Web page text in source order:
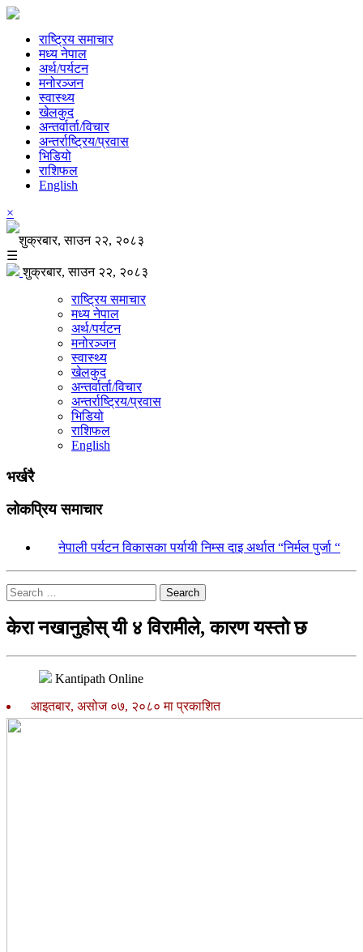
राष्ट्रिय समाचार
मध्य नेपाल
अर्थ/पर्यटन
मनोरञ्जन
स्वास्थ्य
खेलकुद
अन्तर्वार्ता/विचार
अन्तर्राष्ट्रिय/प्रवास
भिडियो
राशिफल
English
×
शुक्रबार, साउन २२, २०८३
☰
शुक्रबार, साउन २२, २०८३
राष्ट्रिय समाचार
मध्य नेपाल
अर्थ/पर्यटन
मनोरञ्जन
स्वास्थ्य
खेलकुद
अन्तर्वार्ता/विचार
अन्तर्राष्ट्रिय/प्रवास
भिडियो
राशिफल
English
भर्खरै
लोकप्रिय समाचार
नेपाली पर्यटन विकासका पर्यायी निम्स दाइ अर्थात “निर्मल पुर्जा “
Search
केरा नखानुहोस् यी ४ विरामीले, कारण यस्तो छ
Kantipath Online
आइतबार, असोज ०७, २०८० मा प्रकाशित